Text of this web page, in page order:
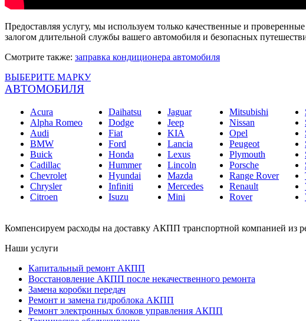
Предоставляя услугу, мы используем только качественные и
залогом длительной службы вашего автомобиля и безопасных
Смотрите также: заправка кондиционера автомобиля
ВЫБЕРИТЕ МАРКУ
АВТОМОБИЛЯ
Acura
Alpha Romeo
Audi
BMW
Buick
Cadillac
Chevrolet
Chrysler
Citroen
Daihatsu
Dodge
Fiat
Ford
Honda
Hummer
Hyundai
Infiniti
Isuzu
Jaguar
Jeep
KIA
Lancia
Lexus
Lincoln
Mazda
Mercedes
Mini
Mitsubishi
Nissan
Opel
Peugeot
Plymouth
Porsche
Range Rover
Renault
Rover
Компенсируем расходы на доставку АКПП транспортной компанией из
Наши услуги
Капитальный ремонт АКПП
Восстановление АКПП после некачественного ремонта
Замена коробки передач
Ремонт и замена гидроблока АКПП
Ремонт электронных блоков управления АКПП